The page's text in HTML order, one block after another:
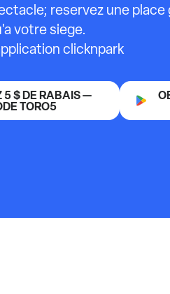
reservez une
votre siege.
clicknpark
5 $ DE RABAIS —
TORO5